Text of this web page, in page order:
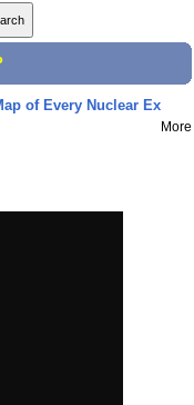
of Every Nuclear Ex
More